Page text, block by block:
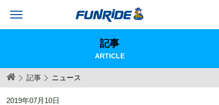
記事
ARTICLE
記事 ニュース
2019年07月10日